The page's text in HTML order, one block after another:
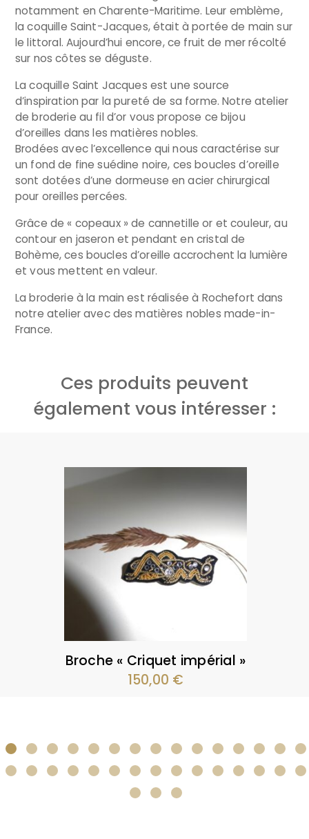
notamment en Charente-Maritime. Leur emblème,
la coquille Saint-Jacques, était à portée de main sur
le littoral. Aujourd’hui encore, ce fruit de mer récolté
sur nos côtes se déguste.
La coquille Saint Jacques est une source
d’inspiration par la pureté de sa forme. Notre atelier
de broderie au fil d’or vous propose ce bijou
d’oreilles dans les matières nobles.
Brodées avec l’excellence qui nous caractérise sur
un fond de fine suédine noire, ces boucles d’oreille
sont dotées d’une dormeuse en acier chirurgical
pour oreilles percées.
Grâce de « copeaux » de cannetille or et couleur, au
contour en jaseron et pendant en cristal de
Bohème, ces boucles d’oreille accrochent la lumière
et vous mettent en valeur.
La broderie à la main est réalisée à Rochefort dans
notre atelier avec des matières nobles made-in-
France.
Ces produits peuvent
également vous intéresser :
Broche « Criquet impérial »
150,00 €